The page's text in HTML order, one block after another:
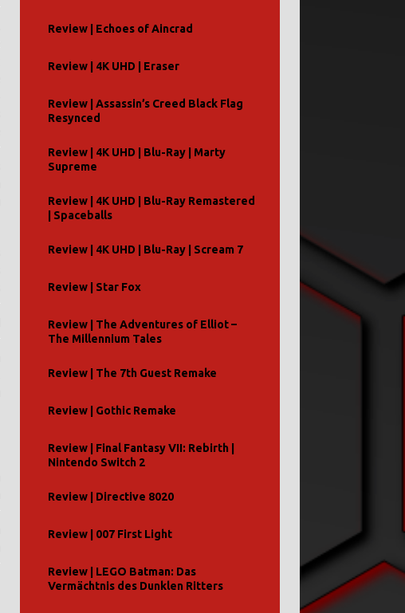
Review | Echoes of Aincrad
Review | 4K UHD | Eraser
Review | Assassin’s Creed Black Flag
Resynced
Review | 4K UHD | Blu-Ray | Marty
Supreme
Review | 4K UHD | Blu-Ray Remastered
| Spaceballs
Review | 4K UHD | Blu-Ray | Scream 7
Review | Star Fox
Review | The Adventures of Elliot –
The Millennium Tales
Review | The 7th Guest Remake
Review | Gothic Remake
Review | Final Fantasy VII: Rebirth |
Nintendo Switch 2
Review | Directive 8020
Review | 007 First Light
Review | LEGO Batman: Das
Vermächtnis des Dunklen Ritters